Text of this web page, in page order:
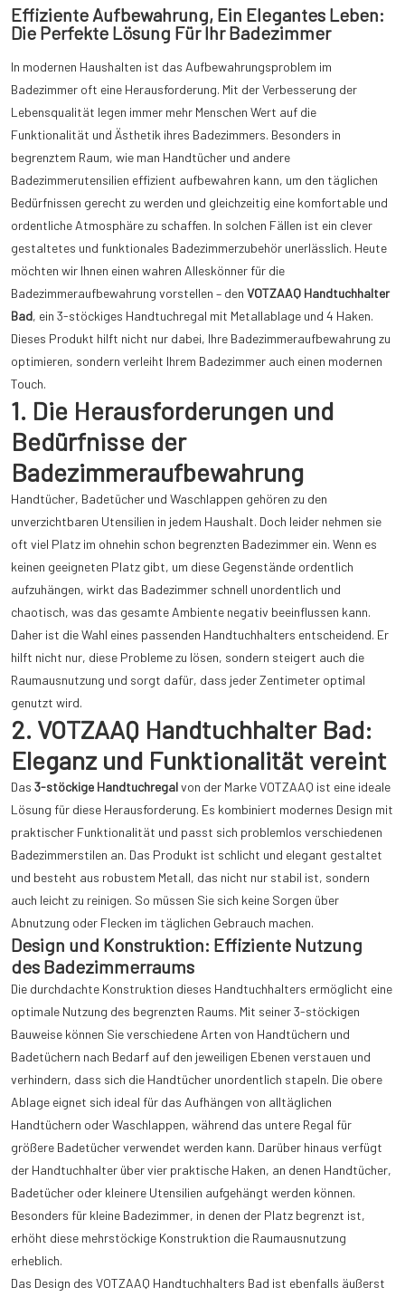
Effiziente Aufbewahrung, Ein Elegantes Leben:
Die Perfekte Lösung Für Ihr Badezimmer
In modernen Haushalten ist das Aufbewahrungsproblem im
Badezimmer oft eine Herausforderung. Mit der Verbesserung der
Lebensqualität legen immer mehr Menschen Wert auf die
Funktionalität und Ästhetik ihres Badezimmers. Besonders in
begrenztem Raum, wie man Handtücher und andere
Badezimmerutensilien effizient aufbewahren kann, um den täglichen
Bedürfnissen gerecht zu werden und gleichzeitig eine komfortable und
ordentliche Atmosphäre zu schaffen. In solchen Fällen ist ein clever
gestaltetes und funktionales Badezimmerzubehör unerlässlich. Heute
möchten wir Ihnen einen wahren Alleskönner für die
Badezimmeraufbewahrung vorstellen – den VOTZAAQ Handtuchhalter
Bad, ein 3-stöckiges Handtuchregal mit Metallablage und 4 Haken.
Dieses Produkt hilft nicht nur dabei, Ihre Badezimmeraufbewahrung zu
optimieren, sondern verleiht Ihrem Badezimmer auch einen modernen
Touch.
1. Die Herausforderungen und
Bedürfnisse der
Badezimmeraufbewahrung
Handtücher, Badetücher und Waschlappen gehören zu den
unverzichtbaren Utensilien in jedem Haushalt. Doch leider nehmen sie
oft viel Platz im ohnehin schon begrenzten Badezimmer ein. Wenn es
keinen geeigneten Platz gibt, um diese Gegenstände ordentlich
aufzuhängen, wirkt das Badezimmer schnell unordentlich und
chaotisch, was das gesamte Ambiente negativ beeinflussen kann.
Daher ist die Wahl eines passenden Handtuchhalters entscheidend. Er
hilft nicht nur, diese Probleme zu lösen, sondern steigert auch die
Raumausnutzung und sorgt dafür, dass jeder Zentimeter optimal
genutzt wird.
2. VOTZAAQ Handtuchhalter Bad:
Eleganz und Funktionalität vereint
Das 3-stöckige Handtuchregalvon der Marke VOTZAAQ ist eine ideale
Lösung für diese Herausforderung. Es kombiniert modernes Design mit
praktischer Funktionalität und passt sich problemlos verschiedenen
Badezimmerstilen an. Das Produkt ist schlicht und elegant gestaltet
und besteht aus robustem Metall, das nicht nur stabil ist, sondern
auch leicht zu reinigen. So müssen Sie sich keine Sorgen über
Abnutzung oder Flecken im täglichen Gebrauch machen.
Design und Konstruktion: Effiziente Nutzung
des Badezimmerraums
Die durchdachte Konstruktion dieses Handtuchhalters ermöglicht eine
optimale Nutzung des begrenzten Raums. Mit seiner 3-stöckigen
Bauweise können Sie verschiedene Arten von Handtüchern und
Badetüchern nach Bedarf auf den jeweiligen Ebenen verstauen und
verhindern, dass sich die Handtücher unordentlich stapeln. Die obere
Ablage eignet sich ideal für das Aufhängen von alltäglichen
Handtüchern oder Waschlappen, während das untere Regal für
größere Badetücher verwendet werden kann. Darüber hinaus verfügt
der Handtuchhalter über vier praktische Haken, an denen Handtücher,
Badetücher oder kleinere Utensilien aufgehängt werden können.
Besonders für kleine Badezimmer, in denen der Platz begrenzt ist,
erhöht diese mehrstöckige Konstruktion die Raumausnutzung
erheblich.
Das Design des VOTZAAQ Handtuchhalters Bad ist ebenfalls äußerst